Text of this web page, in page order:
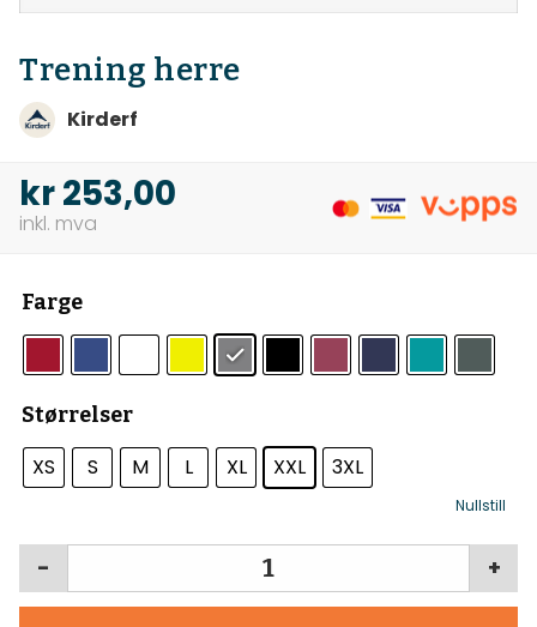
Trening herre
Kirderf
kr253,00
Farge
Størrelser
XS S M L XL XXL 3XL
Nullstill
+
-